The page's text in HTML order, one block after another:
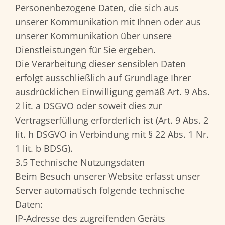
Personenbezogene Daten, die sich aus
unserer Kommunikation mit Ihnen oder aus
unserer Kommunikation über unsere
Dienstleistungen für Sie ergeben.
Die Verarbeitung dieser sensiblen Daten
erfolgt ausschließlich auf Grundlage Ihrer
ausdrücklichen Einwilligung gemäß Art. 9 Abs.
2 lit. a DSGVO oder soweit dies zur
Vertragserfüllung erforderlich ist (Art. 9 Abs. 2
lit. h DSGVO in Verbindung mit § 22 Abs. 1 Nr.
1 lit. b BDSG).
3.5 Technische Nutzungsdaten
Beim Besuch unserer Website erfasst unser
Server automatisch folgende technische
Daten:
IP-Adresse des zugreifenden Geräts